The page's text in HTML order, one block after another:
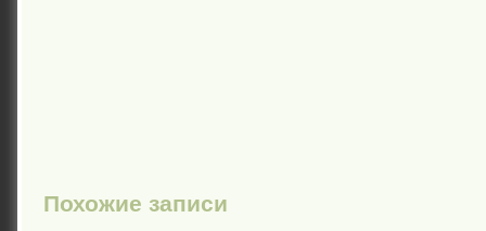
Похожие записи